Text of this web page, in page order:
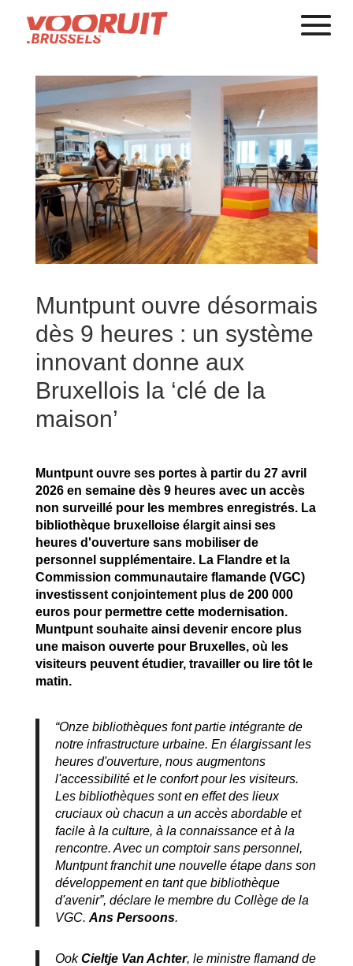
Muntpunt ouvre désormais
dès 9 heures : un système
innovant donne aux
Bruxellois la ‘clé de la
maison’
Muntpunt ouvre ses portes à partir du 27 avril
2026 en semaine dès 9 heures avec un accès
non surveillé pour les membres enregistrés. La
bibliothèque bruxelloise élargit ainsi ses
heures d'ouverture sans mobiliser de
personnel supplémentaire. La Flandre et la
Commission communautaire flamande (VGC)
investissent conjointement plus de 200 000
euros pour permettre cette modernisation.
Muntpunt souhaite ainsi devenir encore plus
une maison ouverte pour Bruxelles, où les
visiteurs peuvent étudier, travailler ou lire tôt le
matin.
“Onze bibliothèques font partie intégrante de
notre infrastructure urbaine. En élargissant les
heures d'ouverture, nous augmentons
l'accessibilité et le confort pour les visiteurs.
Les bibliothèques sont en effet des lieux
cruciaux où chacun a un accès abordable et
facile à la culture, à la connaissance et à la
rencontre. Avec un comptoir sans personnel,
Muntpunt franchit une nouvelle étape dans son
développement en tant que bibliothèque
d'avenir”, déclare le membre du Collège de la
VGC. Ans Persoons.
OokCieltje Van Achter, le ministre flamand de